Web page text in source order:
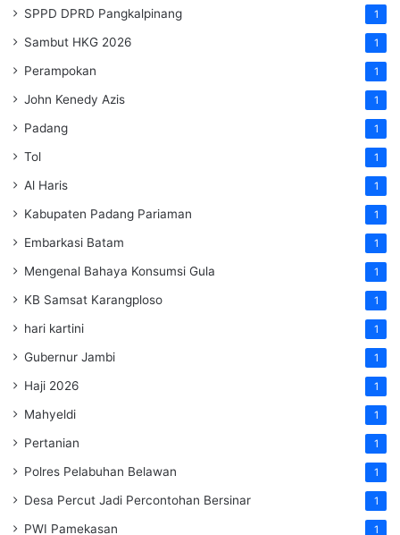
SPPD DPRD Pangkalpinang 1
Sambut HKG 2026 1
Perampokan 1
John Kenedy Azis 1
Padang 1
Tol 1
Al Haris 1
Kabupaten Padang Pariaman 1
Embarkasi Batam 1
Mengenal Bahaya Konsumsi Gula 1
KB Samsat Karangploso 1
hari kartini 1
Gubernur Jambi 1
Haji 2026 1
Mahyeldi 1
Pertanian 1
Polres Pelabuhan Belawan 1
Desa Percut Jadi Percontohan Bersinar 1
PWI Pamekasan 1